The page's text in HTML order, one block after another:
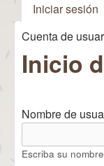
Un
Dioses
Iniciar sesión
Se
Cuenta de
Inicio
Nombre de
Escriba su